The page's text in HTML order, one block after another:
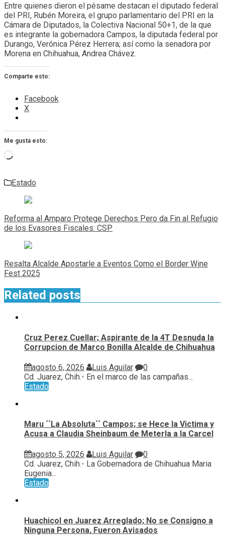
Entre quienes dieron el pésame destacan el diputado federal
del PRI, Rubén Moreira, el grupo parlamentario del PRI en la
Cámara de Diputados, la Colectiva Nacional 50+1, de la que
es integrante la gobernadora Campos, la diputada federal por
Durango, Verónica Pérez Herrera; así como la senadora por
Morena en Chihuahua, Andrea Chávez.
Comparte esto:
Facebook
X
Me gusta esto:
Cargando...
Estado
Navegación
de
entradas
Reforma al Amparo Protege Derechos Pero da Fin al Refugio
de los Evasores Fiscales: CSP
Resalta Alcalde Apostarle a Eventos Como el Border Wine
Fest 2025
Related posts
Cruz Perez Cuellar; Aspirante de la 4T Desnuda la
Corrupcion de Marco Bonilla Alcalde de Chihuahua
agosto 6, 2026 Luis Aguilar
0
Cd. Juarez, Chih.- En el marco de las campañas...
Estado
Maru ´´La Absoluta´´ Campos; se Hece la Victima y
Acusa a Claudia Sheinbaum de Meterla a la Carcel
agosto 5, 2026 Luis Aguilar
0
Cd. Juarez, Chih.- La Gobernadora de Chihuahua Maria
Eugenia...
Estado
Huachicol en Juarez Arreglado; No se Consigno a
Ninguna Persona, Fueron Avisados